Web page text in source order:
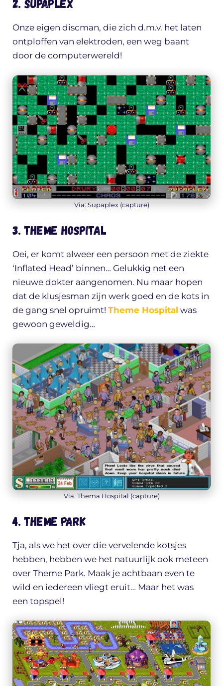
2. Supaplex
Onze eigen discman, die zich d.m.v. het laten
ontploffen van elektroden, een weg baant
door de computerwereld!
Via: Supaplex (capture)
3. Theme Hospital
Oei, er komt alweer een persoon met de ziekte
‘Inflated Head’ binnen… Gelukkig net een
nieuwe dokter aangenomen. Nu maar hopen
dat de klusjesman zijn werk goed en de kots in
de gang snel opruimt! Theme Hospital was
gewoon geweldig…
Via: Thema Hospital (capture)
4. Theme Park
Tja, als we het over die vervelende kotsjes
hebben, hebben we het natuurlijk ook meteen
over Theme Park. Maak je achtbaan even te
wild en iedereen vliegt eruit… Maar het was
een topspel!